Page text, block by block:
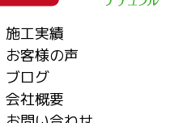
施工実績
お客様の声
ブログ
会社概要